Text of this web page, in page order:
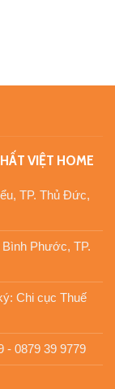
VIỆT HOME
TP. Thủ Đức,
Bình Phước, TP.
Chi cục Thuế
- 0879 39 9779